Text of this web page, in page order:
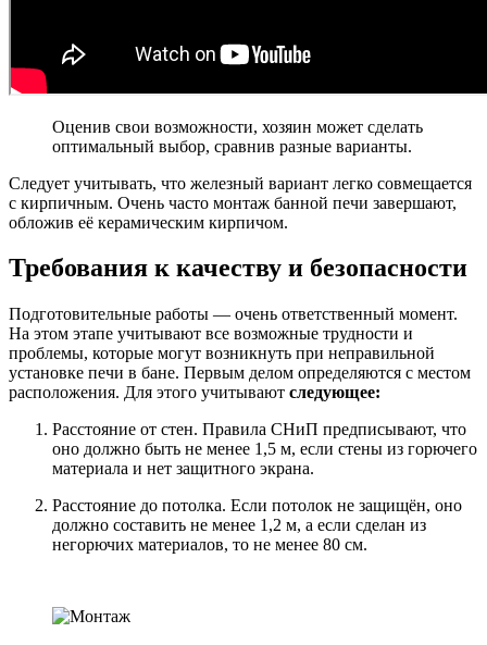
Оценив свои возможности, хозяин может сделать
оптимальный выбор, сравнив разные варианты.
Следует учитывать, что железный вариант легко совмещается
с кирпичным. Очень часто монтаж банной печи завершают,
обложив её керамическим кирпичом.
Требования к качеству и безопасности
Подготовительные работы — очень ответственный момент.
На этом этапе учитывают все возможные трудности и
проблемы, которые могут возникнуть при неправильной
установке печи в бане. Первым делом определяются с местом
расположения. Для этого учитывают следующее:
Расстояние от стен. Правила СНиП предписывают, что
оно должно быть не менее 1,5 м, если стены из горючего
материала и нет защитного экрана.
Расстояние до потолка. Если потолок не защищён, оно
должно составить не менее 1,2 м, а если сделан из
негорючих материалов, то не менее 80 см.